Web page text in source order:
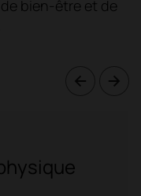
bien-être et de